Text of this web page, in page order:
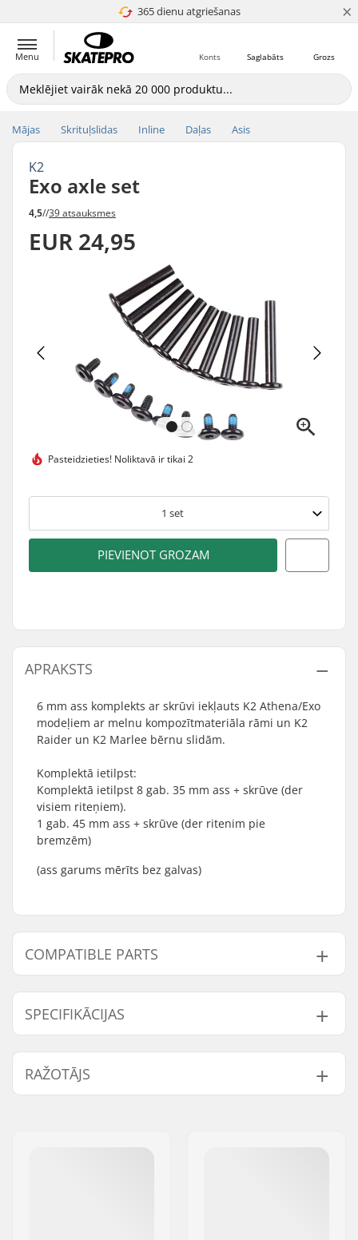
365 dienu atgriešanas
4.8 no 5 ×
Menu Grozs
Saglabāts
Konts
Mājas Skrituļslidas Inline Daļas Asis
K2
Exo axle set
4,5//39 atsauksmes
EUR 24,95
Pasteidzieties! Noliktavā ir tikai 2
1 set
PIEVIENOT GROZAM
APRAKSTS
6 mm ass komplekts ar skrūvi iekļauts K2 Athena/Exo
modeļiem ar melnu kompozītmateriāla rāmi un K2
Raider un K2 Marlee bērnu slidām.
Komplektā ietilpst:
Komplektā ietilpst 8 gab. 35 mm ass + skrūve (der
visiem riteņiem).
1 gab. 45 mm ass + skrūve (der ritenim pie
bremzēm)
(ass garums mērīts bez galvas)
COMPATIBLE PARTS
Find products compatible with K2 Exo axle set:
Compatible with
SPECIFIKĀCIJAS
Ass diametrs: 6mm
RAŽOTĀJS